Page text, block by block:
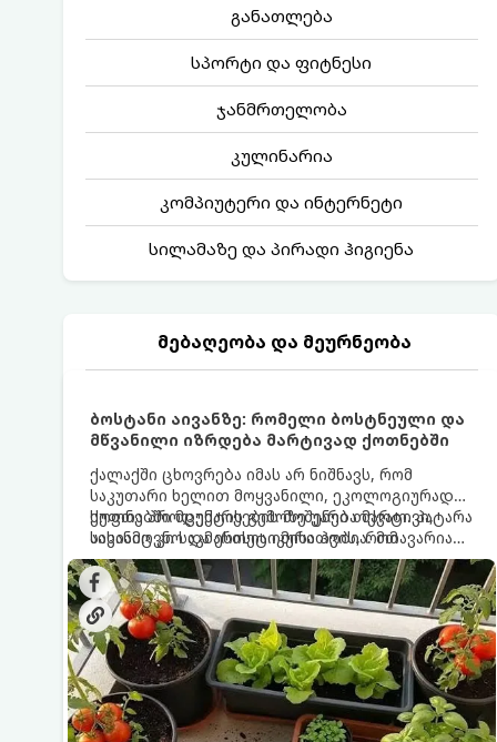
განათლება
სპორტი და ფიტნესი
ჯანმრთელობა
კულინარია
კომპიუტერი და ინტერნეტი
სილამაზე და პირადი ჰიგიენა
მებაღეობა და მეურნეობა
ბოსტანი აივანზე: რომელი ბოსტნეული და
მწვანილი იზრდება მარტივად ქოთნებში
ქალაქში ცხოვრება იმას არ ნიშნავს, რომ
საკუთარი ხელით მოყვანილი, ეკოლოგიურად
სუფთა პროდუქტის გემოზე უარი თქვათ. პატარა
აივანიც კი საკმარისია იმისათვის, რომ
მოიწყოთ მინი-ბოსტანი, საიდანაც
ყოველდღიურად ახალ, არომატულ მწვანილსა
და ბოსტნეულს მოკრეფთ.
ქოთნებში მცენარეების მოშენება მარტივი,
სასიამოვნო და ესთეტიკური ჰობია. მთავარია
იცოდეთ, რომელი კულტურები ეგუებიან
ქოთნის პირობებს ყველაზე კარგად და როგორ
მოუაროთ მათ სწორად.